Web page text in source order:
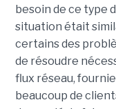
besoin de ce type
situation était
certains des
de résoudre
flux réseau,
beaucoup de